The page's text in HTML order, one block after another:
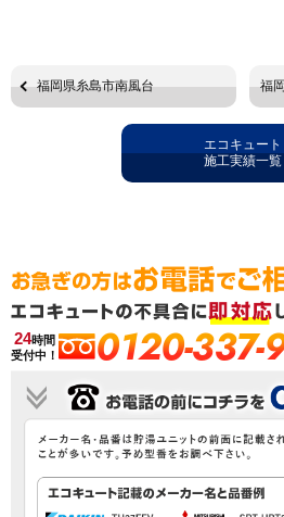
福岡県糸島市南風台 福
エコキュート
施工実績一覧
24時間
受付中！
0120-337-